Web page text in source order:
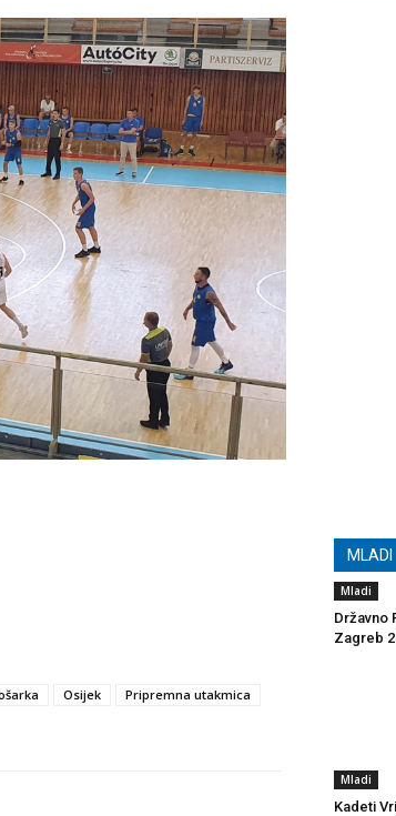
Osijek
Pripremna utakmica
MLADI
Mladi
Državno
Zagreb
Mladi
Kadeti